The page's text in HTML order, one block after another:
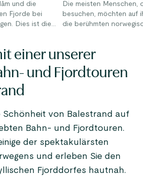
und die
Fjorde bei
Dies ist die
Die meisten Menschen,
besuchen, möchten auf
die berühmten
zu entscheiden, wohin
Wenn Sie während Ihrer
Norwegen die Fjorde
einer unserer
und Fjordtouren
Schönheit von Balestrand auf
Bahn- und Fjordtouren.
der spektakulärsten
und erleben Sie den
Fjorddorfes hautnah.